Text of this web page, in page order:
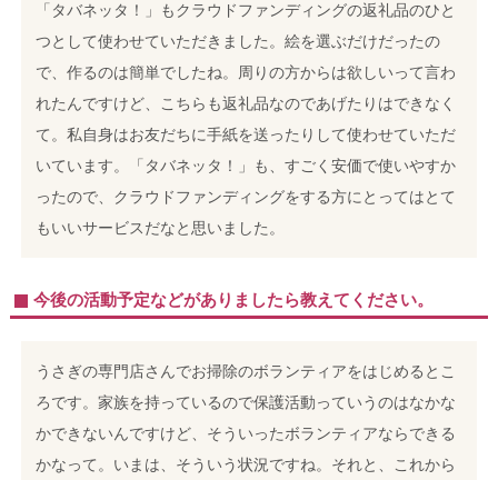
「タバネッタ！」もクラウドファンディングの返礼品のひと
つとして使わせていただきました。絵を選ぶだけだったの
で、作るのは簡単でしたね。周りの方からは欲しいって言わ
れたんですけど、こちらも返礼品なのであげたりはできなく
て。私自身はお友だちに手紙を送ったりして使わせていただ
いています。「タバネッタ！」も、すごく安価で使いやすか
ったので、クラウドファンディングをする方にとってはとて
もいいサービスだなと思いました。
今後の活動予定などがありましたら教えてください。
うさぎの専門店さんでお掃除のボランティアをはじめるとこ
ろです。家族を持っているので保護活動っていうのはなかな
かできないんですけど、そういったボランティアならできる
かなって。いまは、そういう状況ですね。それと、これから